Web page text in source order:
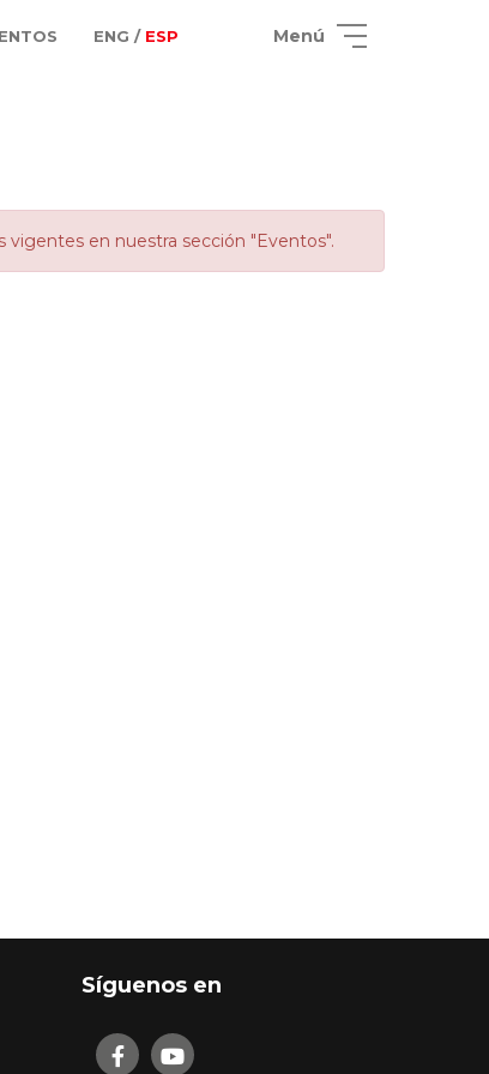
ENG / ESP Menú
en nuestra sección "Eventos".
Síguenos en